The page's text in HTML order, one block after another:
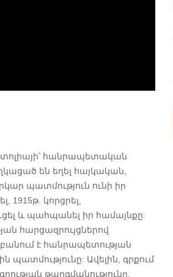
հանրապետական
են եղել հայկական,
պատմություն ունի իր
1915թ. կորցրել,
և պահպանել իր համայնքը:
հարցազրույցներով
է հանրապետության
պատմությունը: Ավելին, գրքում
թարգմանությունը,